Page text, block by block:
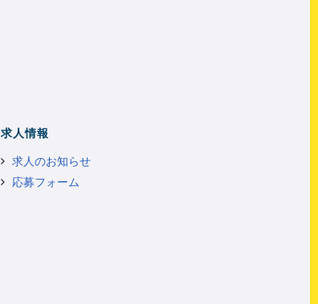
求人情報
求人のお知らせ
応募フォーム